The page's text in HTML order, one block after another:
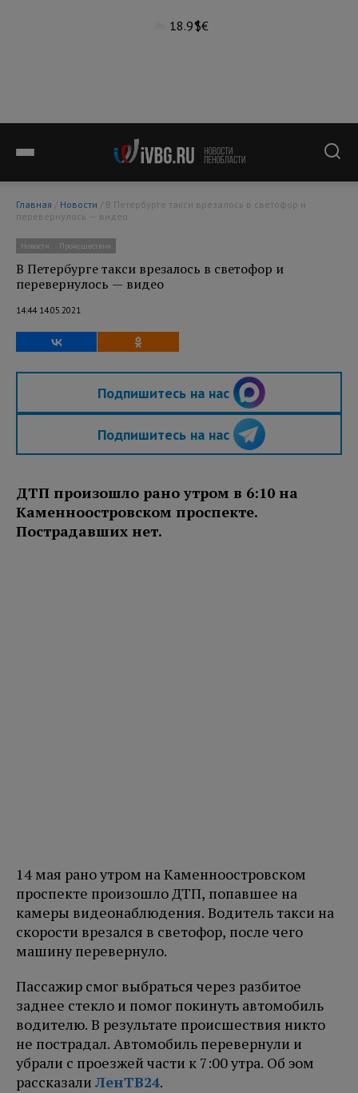
18.9°$€
Главная / Новости
перевернулось — видео
Новости Происшествия
В Петербурге такси врезалось в светофор и
перевернулось — видео
14:44 14.05.2021
Подпишитесь на нас
Подпишитесь на нас
ДТП произошло рано утром в 6:10 на
Каменноостровском проспекте.
Пострадавших нет.
14 мая рано утром на Каменноостровском
проспекте произошло ДТП, попавшее на
камеры видеонаблюдения. Водитель такси на
скорости врезался в светофор, после чего
машину перевернуло.
Пассажир смог выбраться через разбитое
заднее стекло и помог покинуть автомобиль
водителю. В результате происшествия никто
не пострадал. Автомобиль перевернули и
убрали с проезжей части к 7:00 утра. Об эом
рассказали ЛенТВ24.